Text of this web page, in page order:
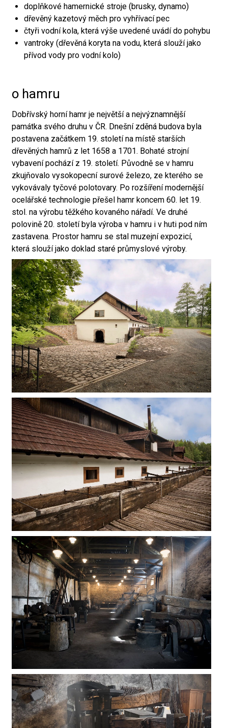
doplňkové hamernické stroje (brusky, dynamo)
dřevěný kazetový měch pro vyhřívací pec
čtyři vodní kola, která výše uvedené uvádí do pohybu
vantroky (dřevěná koryta na vodu, která slouží jako
přívod vody pro vodní kolo)
o hamru
Dobřívský horní hamr je největší a nejvýznamnější
památka svého druhu v ČR. Dnešní zděná budova byla
postavena začátkem 19. století na místě starších
dřevěných hamrů z let 1658 a 1701. Bohaté strojní
vybavení pochází z 19. století. Původně se v hamru
zkujňovalo vysokopecní surové železo, ze kterého se
vykovávaly tyčové polotovary. Po rozšíření modernější
ocelářské technologie přešel hamr koncem 60. let 19.
stol. na výrobu těžkého kovaného nářadí. Ve druhé
polovině 20. století byla výroba v hamru i v huti pod ním
zastavena. Prostor hamru se stal muzejní expozicí,
která slouží jako doklad staré průmyslové výroby.